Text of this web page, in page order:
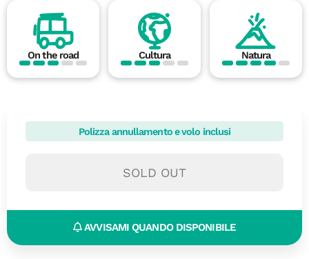
On the road Cultura Natura
Polizza annullamento e volo inclusi
SOLD OUT
AVVISAMI QUANDO DISPONIBILE